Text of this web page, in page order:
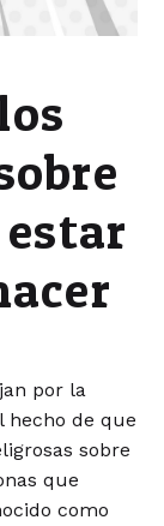
por la
hecho de que
sobre
que
como